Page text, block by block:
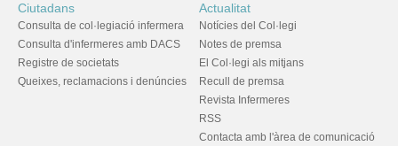
Ciutadans
Consulta de col·legiació infermera
Consulta d'infermeres amb DACS
Registre de societats
Queixes, reclamacions i denúncies
Actualitat
Notícies del Col·legi
Notes de premsa
El Col·legi als mitjans
Recull de premsa
Revista Infermeres
RSS
Contacta amb l'àrea de comunicació